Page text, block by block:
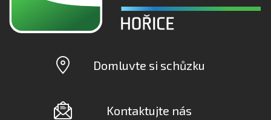
Domluvte si schůzku
Kontaktujte nás